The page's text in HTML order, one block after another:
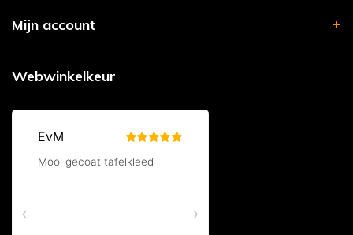
Mijn account
Webwinkelkeur